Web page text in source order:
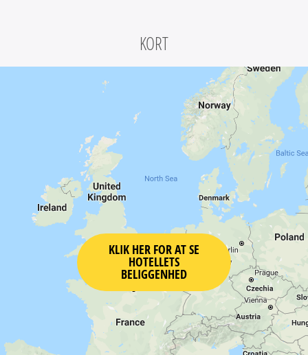
KORT
KLIK HER FOR AT SE
HOTELLETS
BELIGGENHED